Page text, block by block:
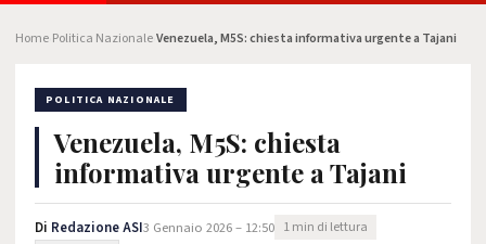
Home Politica NazionaleVenezuela, M5S: chiesta informativa urgente a Tajani
POLITICA NAZIONALE
Venezuela, M5S: chiesta
informativa urgente a Tajani
Di Redazione ASI3 Gennaio 2026 – 12:50 1 min di lettura